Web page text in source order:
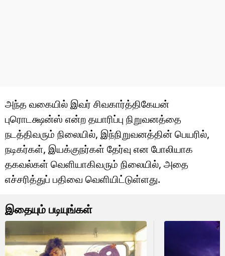
அந்த வகையில் இவர் சிவகார்த்திகேயன்
புரொடக்ஷன்ஸ் என்ற தயாரிப்பு நிறுவனத்தை
நடத்திவரும் நிலையில், இந்நிறுவனத்தின் பெயரில்,
நடிகர்கள், இயக்குநர்கள் தேர்வு என போலியாக
தகவல்கள் வெளியாகிவரும் நிலையில், அதை
எச்சரித்துப் பதிவை வெளியிட்டுள்ளது.
இதையும் படியுங்கள்